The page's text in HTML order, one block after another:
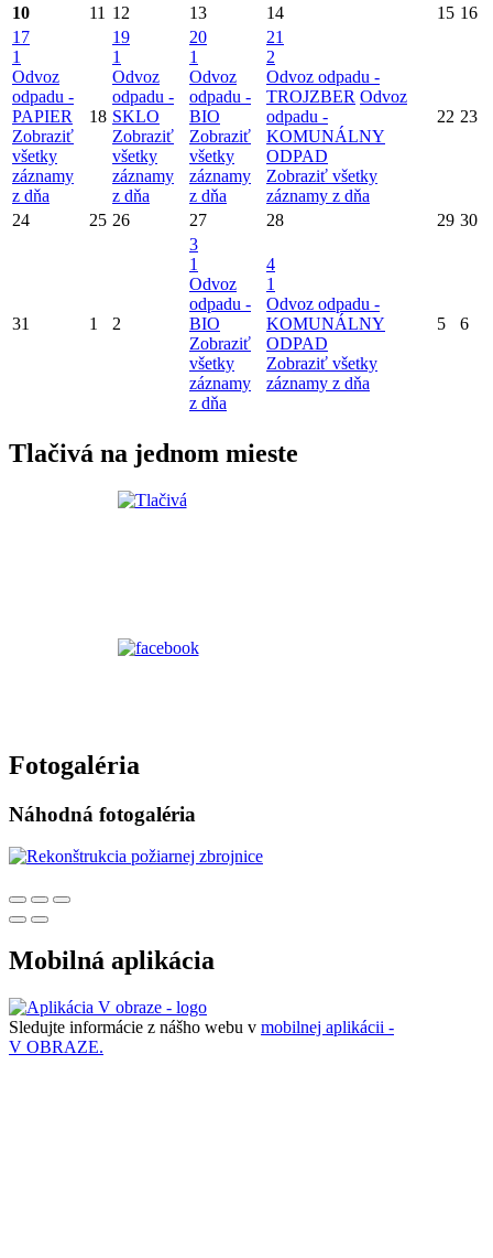
10 11 12 13 14 15 16
17
1
Odvoz
odpadu -
PAPIER
Zobraziť
všetky
záznamy
z dňa
18
19
1
Odvoz
odpadu -
SKLO
Zobraziť
všetky
záznamy
z dňa
20
1
Odvoz
odpadu -
BIO
Zobraziť
všetky
záznamy
z dňa
21
2
Odvoz odpadu -
TROJZBER Odvoz
odpadu -
KOMUNÁLNY
ODPAD
Zobraziť všetky
záznamy z dňa
22 23
24 25 26 27 28 29 30
31 1 2
3
1
Odvoz
odpadu -
BIO
Zobraziť
všetky
záznamy
z dňa
4
1
Odvoz odpadu -
KOMUNÁLNY
ODPAD
Zobraziť všetky
záznamy z dňa
5 6
Tlačivá na jednom mieste
Fotogaléria
Náhodná fotogaléria
Mobilná aplikácia
Sledujte informácie z nášho webu v mobilnej aplikácii -
V OBRAZE.